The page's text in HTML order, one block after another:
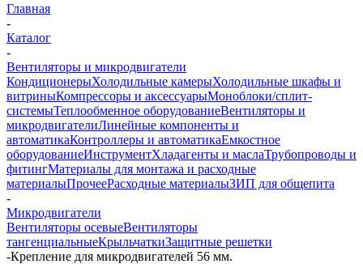
Главная
-
Каталог
-
Вентиляторы и микродвигатели
КондиционерыХолодильные камерыХолодильные шкафы и
витриныКомпрессоры и аксессуарыМоноблоки/сплит-
системыТеплообменное оборудованиеВентиляторы и
микродвигателиЛинейные компоненты и
автоматикаКонтроллеры и автоматикаЕмкостное
оборудованиеИнструментХладагенты и маслаТрубопроводы и
фитингМатериалы для монтажа и расходные
материалыПрочееРасходные материалыЗИП для общепита
-
Микродвигатели
Вентиляторы осевыеВентиляторы
тангенциальныеКрыльчаткиЗащитные решетки
-Крепление для микродвигателей 56 мм.